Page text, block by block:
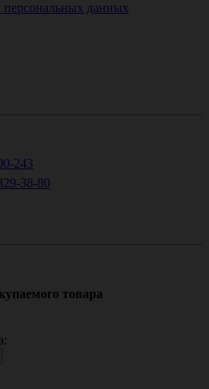
персональных данных
243
38-80
товара